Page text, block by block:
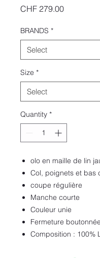
CHF 279.00Price
BRANDS *
Size *
Quantity *
olo en maille de lin
Col, poignets et bas
coupe régulière
Manche courte
Couleur unie
Fermeture boutonnée
Composition : 100%